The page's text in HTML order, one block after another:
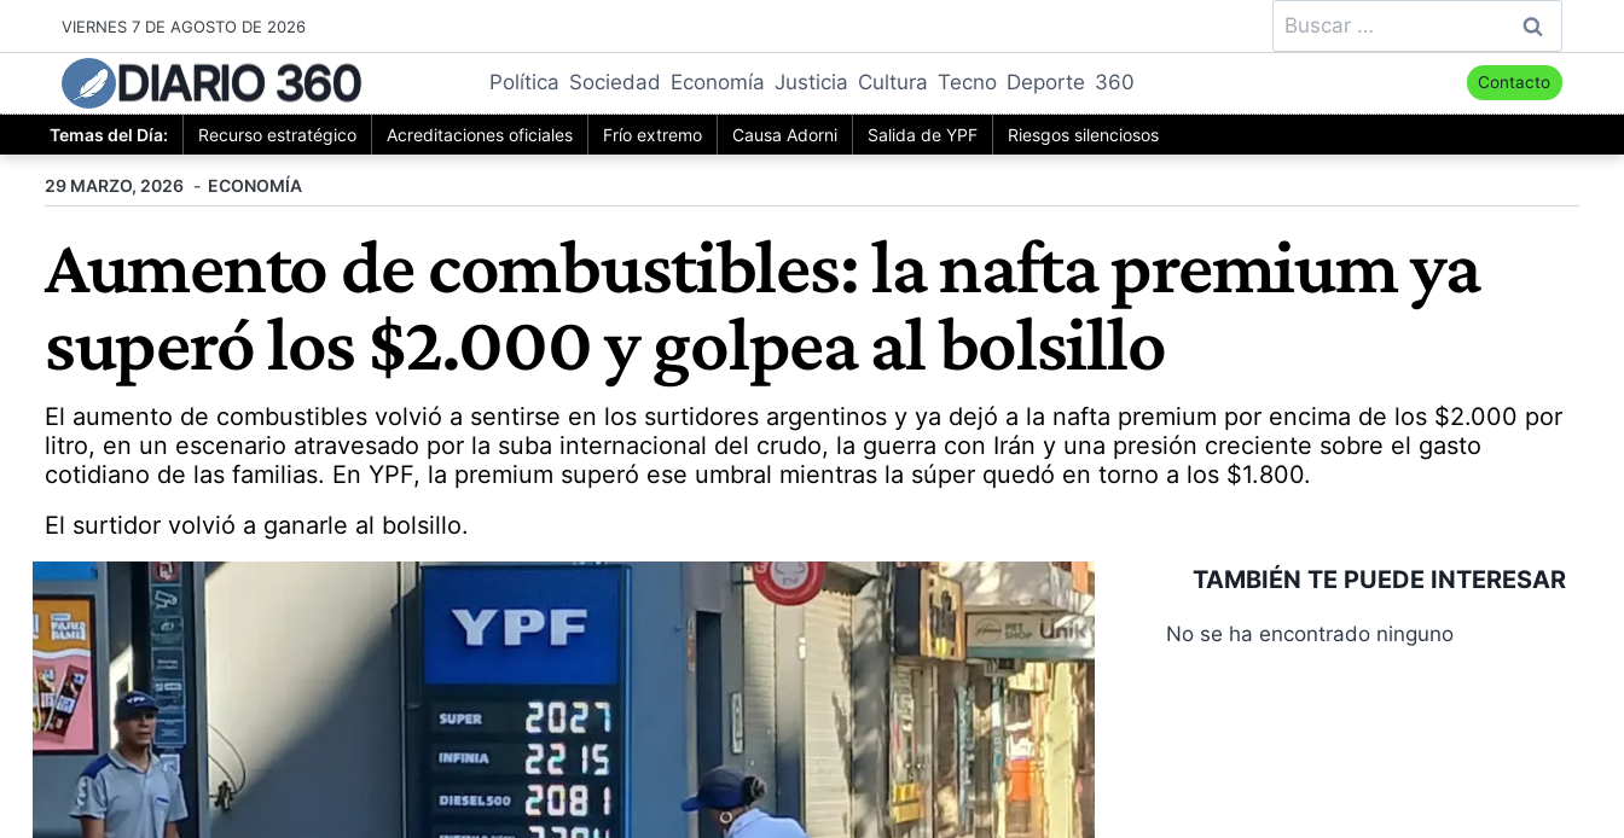
al
contenido
VIERNES 7 DE AGOSTO DE 2026 Buscar:
DIARIO 360 Política Sociedad Economía Justicia Cultura Tecno Deporte 360 Contacto
Temas del Día: Recurso estratégico Acreditaciones oficiales Frío extremo Causa Adorni Salida de YPF Riesgos silenciosos
29 MARZO, 2026 ECONOMÍA
Aumento de combustibles: la nafta premium ya
superó los $2.000 y golpea al bolsillo
El aumento de combustibles volvió a sentirse en los surtidores argentinos y ya dejó a la nafta premium por encima de los $2.000 por
litro, en un escenario atravesado por la suba internacional del crudo, la guerra con Irán y una presión creciente sobre el gasto
cotidiano de las familias. En YPF, la premium superó ese umbral mientras la súper quedó en torno a los $1.800.
El surtidor volvió a ganarle al bolsillo.
TAMBIÉN TE PUEDE INTERESAR
No se ha encontrado ninguno